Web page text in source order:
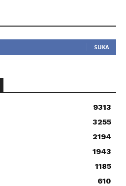
SUKA
9313
3255
2194
1943
1185
610